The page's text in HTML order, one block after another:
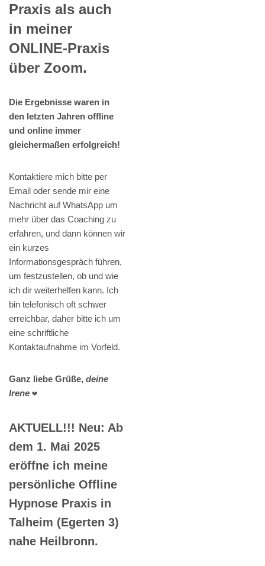
Praxis als auch
in meiner
ONLINE-Praxis
über Zoom.
Die Ergebnisse waren in
den letzten Jahren offline
und online immer
gleichermaßen erfolgreich!
Kontaktiere mich bitte per
Email oder sende mir eine
Nachricht auf WhatsApp um
mehr über das Coaching zu
erfahren, und dann können wir
ein kurzes
Informationsgespräch führen,
um festzustellen, ob und wie
ich dir weiterhelfen kann. Ich
bin telefonisch oft schwer
erreichbar, daher bitte ich um
eine schriftliche
Kontaktaufnahme im Vorfeld.
Ganz liebe Grüße, deine
Irene ❤️
AKTUELL!!! Neu: Ab
dem 1. Mai 2025
eröffne ich meine
persönliche Offline
Hypnose Praxis in
Talheim (Egerten 3)
nahe Heilbronn.